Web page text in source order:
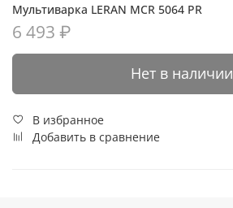
Мультиварка LERAN MCR 5064 PR
6 493 ₽
Нет в наличии
В избранное
Добавить в сравнение